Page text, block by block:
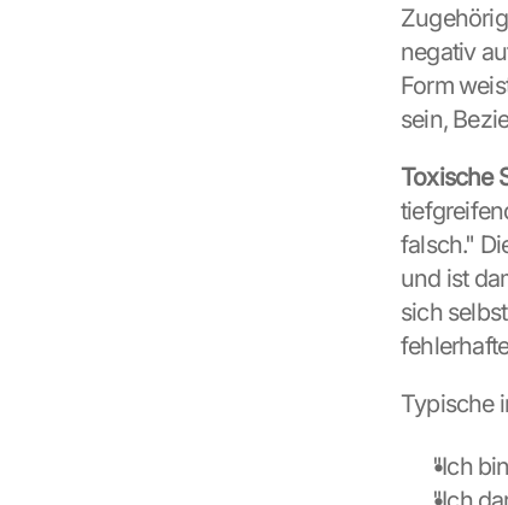
negativ
Form
sein,
Toxische
falsch."
und ist
sich
Typische
"Ich